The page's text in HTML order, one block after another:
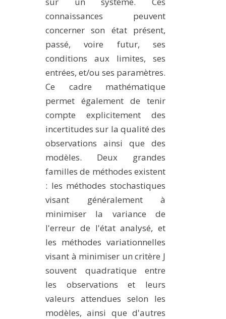
connaissances peuvent
concerner son état présent,
passé, voire futur, ses
conditions aux limites, ses
entrées, et/ou ses paramètres.
Ce cadre mathématique
permet également de tenir
compte explicitement des
incertitudes sur la qualité des
observations ainsi que des
modèles. Deux grandes
familles de méthodes existent
: les méthodes stochastiques
visant généralement à
minimiser la variance de
l'erreur de l'état analysé, et
les méthodes variationnelles
visant à minimiser un critère J
souvent quadratique entre
les observations et leurs
valeurs attendues selon les
modèles, ainsi que d'autres